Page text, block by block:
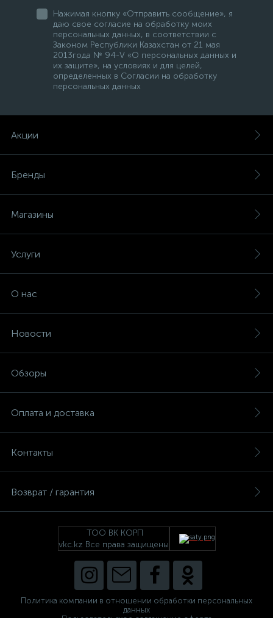
Нажимая кнопку «Отправить сообщение», я
даю свое согласие на обработку моих
персональных данных, в соответствии с
Законом Республики Казахстан от 21 мая
2013года № 94-V «О персональных данных и
их защите», на условиях и для целей,
определенных в Согласии на обработку
персональных данных
Акции
Бренды
Магазины
Услуги
О нас
Новости
Обзоры
Оплата и доставка
Контакты
Возврат / гарантия
ТОО ВК КОРП
vkc.kz Все права защищены
Политика компании в отношении обработки персональных
данных